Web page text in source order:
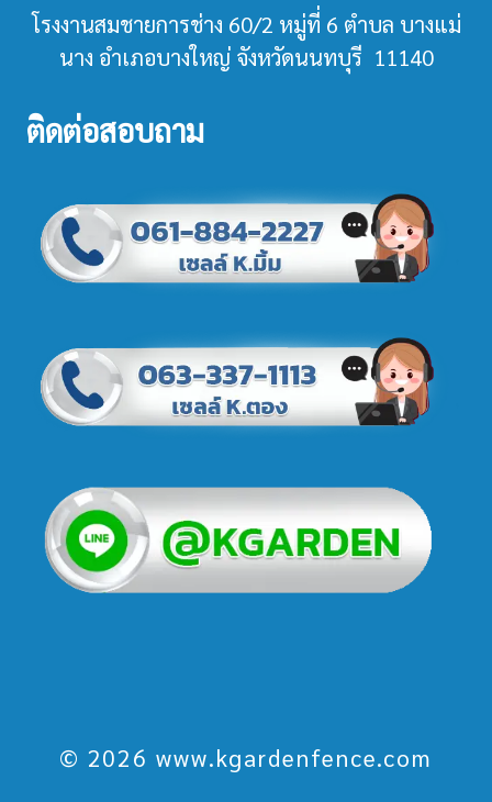
โรงงานสมชายการช่าง 60/2 หมู่ที่ 6 ตำบล บางแม่
นาง อำเภอบางใหญ่ จังหวัดนนทบุรี 11140
ติดต่อสอบถาม
© 2026 www.kgardenfence.com